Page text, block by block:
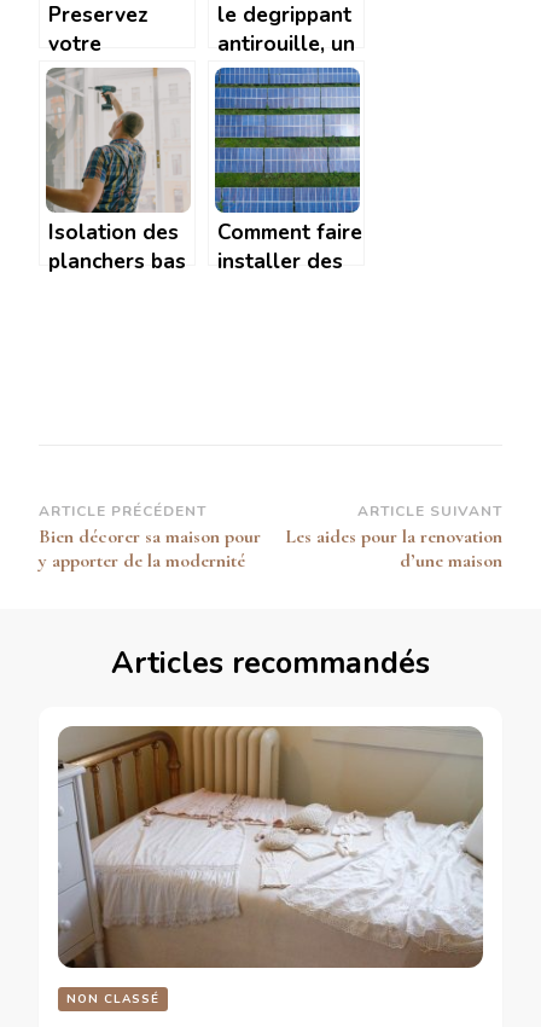
Preservez
votre
patrimoine
grace au
traitement de
charpente a
La Rochelle
le degrippant
antirouille, un
allie
indispensable
pour vos
travaux et
entretiens
Isolation des
planchers bas
Comment faire
installer des
Navigation
d’article
ARTICLE PRÉCÉDENT
Bien décorer sa maison pour
y apporter de la modernité
ARTICLE SUIVANT
Les aides pour la renovation
d’une maison
Articles recommandés
NON CLASSÉ